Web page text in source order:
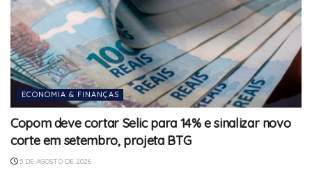
ECONOMIA & FINANÇAS
Copom deve cortar Selic para 14% e sinalizar novo
corte em setembro, projeta BTG
5 DE AGOSTO DE 2026